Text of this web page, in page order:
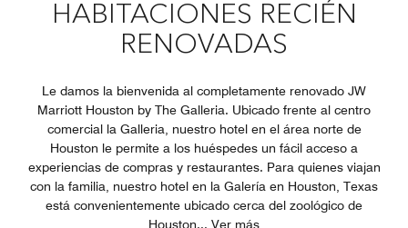
HABITACIONES RECIÉN
RENOVADAS
Le damos la bienvenida al completamente renovado JW
Marriott Houston by The Galleria. Ubicado frente al centro
comercial la Galleria, nuestro hotel en el área norte de
Houston le permite a los huéspedes un fácil acceso a
experiencias de compras y restaurantes. Para quienes viajan
con la familia, nuestro hotel en la Galería en Houston, Texas
está convenientemente ubicado cerca del zoológico de
Houston... Ver más